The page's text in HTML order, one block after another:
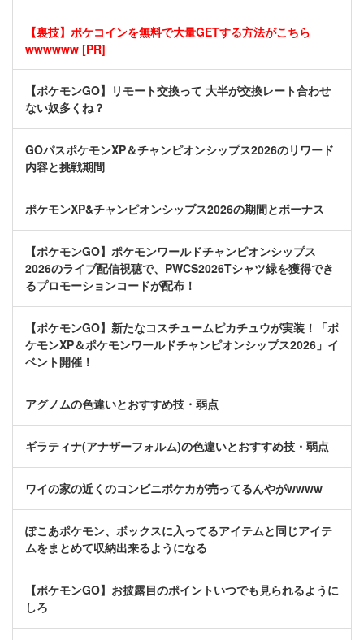
【裏技】ポケコインを無料で大量GETする方法がこちら
wwwwww [PR]
【ポケモンGO】リモート交換って 大半が交換レート合わせ
ない奴多くね？
GOパスポケモンXP＆チャンピオンシップス2026のリワード
内容と挑戦期間
ポケモンXP&チャンピオンシップス2026の期間とボーナス
【ポケモンGO】ポケモンワールドチャンピオンシップス
2026のライブ配信視聴で、PWCS2026Tシャツ緑を獲得でき
るプロモーションコードが配布！
【ポケモンGO】新たなコスチュームピカチュウが実装！「ポ
ケモンXP＆ポケモンワールドチャンピオンシップス2026」イ
ベント開催！
アグノムの色違いとおすすめ技・弱点
ギラティナ(アナザーフォルム)の色違いとおすすめ技・弱点
ワイの家の近くのコンビニポケカが売ってるんやがwwww
ぽこあポケモン、ボックスに入ってるアイテムと同じアイテ
ムをまとめて収納出来るようになる
【ポケモンGO】お披露目のポイントいつでも見られるように
しろ